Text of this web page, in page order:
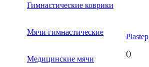
Гимнастические коврики
Мячи гимнастические
Медицинские мячи
Plastep
()